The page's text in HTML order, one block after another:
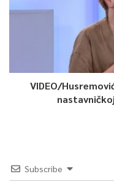
VIDEO/
Subscribe